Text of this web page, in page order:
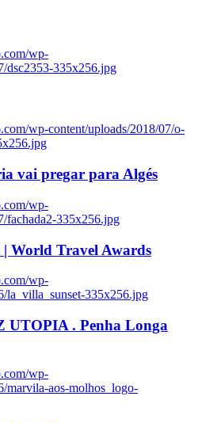
wp-
dsc2353-335x256.jpg
wp-content/uploads/2018/07/o-
vai pregar para Algés
wp-
fachada2-335x256.jpg
| World Travel Awards
wp-
la_villa_sunset-335x256.jpg
. Penha Longa
wp-
marvila-aos-molhos_logo-